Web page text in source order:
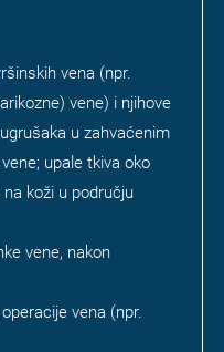
vena (npr.
vene) i njihove
u zahvaćenim
upale tkiva oko
koži u području
vene, nakon
vena (npr.